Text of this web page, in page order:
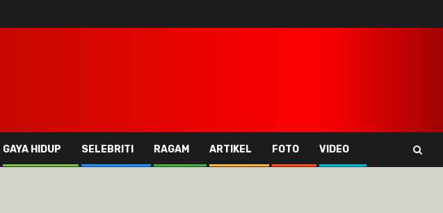
GAYA HIDUP SELEBRITI RAGAM ARTIKEL FOTO VIDEO